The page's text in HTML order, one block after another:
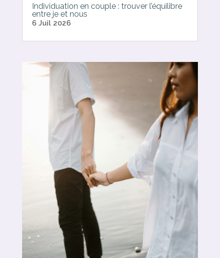
Individuation en couple : trouver l’équilibre
entre je et nous
6 Juil 2026